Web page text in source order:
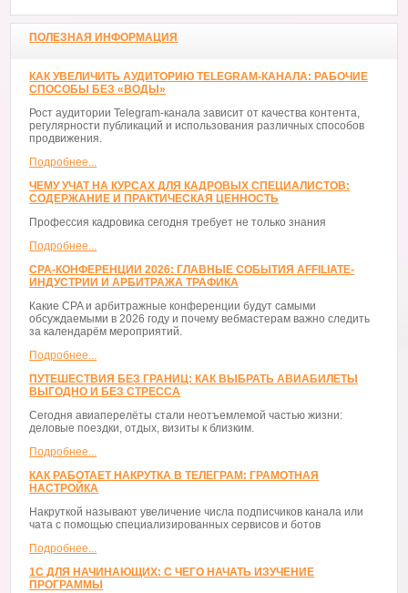
ПОЛЕЗНАЯ ИНФОРМАЦИЯ
КАК УВЕЛИЧИТЬ АУДИТОРИЮ TELEGRAM-КАНАЛА: РАБОЧИЕ
СПОСОБЫ БЕЗ «ВОДЫ»
Рост аудитории Telegram-канала зависит от качества контента,
регулярности публикаций и использования различных способов
продвижения.
Подробнее...
ЧЕМУ УЧАТ НА КУРСАХ ДЛЯ КАДРОВЫХ СПЕЦИАЛИСТОВ:
СОДЕРЖАНИЕ И ПРАКТИЧЕСКАЯ ЦЕННОСТЬ
Профессия кадровика сегодня требует не только знания
Подробнее...
CPA-КОНФЕРЕНЦИИ 2026: ГЛАВНЫЕ СОБЫТИЯ AFFILIATE-
ИНДУСТРИИ И АРБИТРАЖА ТРАФИКА
Какие CPA и арбитражные конференции будут самыми
обсуждаемыми в 2026 году и почему вебмастерам важно следить
за календарём мероприятий.
Подробнее...
ПУТЕШЕСТВИЯ БЕЗ ГРАНИЦ: КАК ВЫБРАТЬ АВИАБИЛЕТЫ
ВЫГОДНО И БЕЗ СТРЕССА
Сегодня авиаперелёты стали неотъемлемой частью жизни:
деловые поездки, отдых, визиты к близким.
Подробнее...
КАК РАБОТАЕТ НАКРУТКА В ТЕЛЕГРАМ: ГРАМОТНАЯ
НАСТРОЙКА
Накруткой называют увеличение числа подписчиков канала или
чата с помощью специализированных сервисов и ботов
Подробнее...
1С ДЛЯ НАЧИНАЮЩИХ: С ЧЕГО НАЧАТЬ ИЗУЧЕНИЕ
ПРОГРАММЫ